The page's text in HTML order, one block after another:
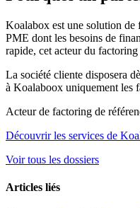
Koalabox est une solution de
PME dont les besoins de
rapide, cet acteur du
La société cliente disposera
à Koalaboox uniquement les
Acteur de factoring de
Découvrir les services de
Voir tous les dossiers
Articles liés